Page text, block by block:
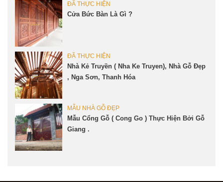
ĐÃ THỰC HIỆN
Cửa Bức Bàn Là Gì ?
ĐÃ THỰC HIỆN
Nhà Kẻ Truyền ( Nha Ke Truyen), Nhà Gỗ Đẹp
, Nga Sơn, Thanh Hóa
MẪU NHÀ GỖ ĐẸP
Mẫu Cổng Gỗ ( Cong Go ) Thực Hiện Bởi Gỗ
Giang .